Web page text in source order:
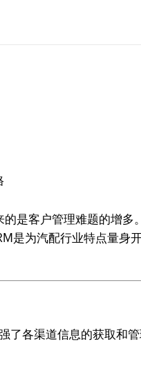
是客户管理难题的增多
是为汽配行业特点量身
了各渠道信息的获取和